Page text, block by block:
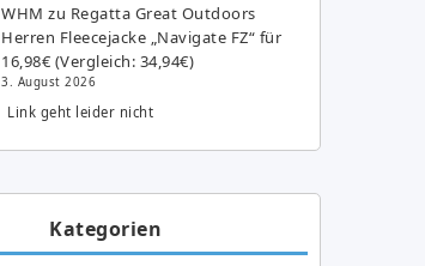
WHM zu Regatta Great Outdoors
Herren Fleecejacke „Navigate FZ“ für
16,98€ (Vergleich: 34,94€)
3. August 2026
Link geht leider nicht
Kategorien